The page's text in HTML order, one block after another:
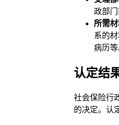
政部门
所需
系的
病历等
认定结
社会保险行
的决定。认